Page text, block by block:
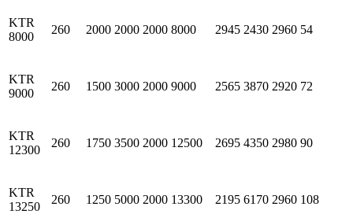
KTR
8000
260 2000 2000 2000 8000 2945 2430 2960 54
KTR
9000
260 1500 3000 2000 9000 2565 3870 2920 72
KTR
12300
260 1750 3500 2000 12500 2695 4350 2980 90
KTR
13250
260 1250 5000 2000 13300 2195 6170 2960 108